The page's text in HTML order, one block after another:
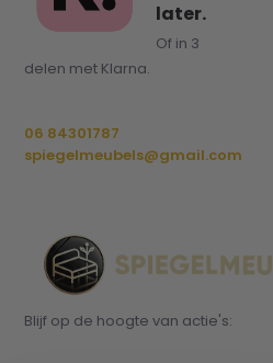
later.
Of in 3
delen met Klarna.
06 84301787
spiegelmeubels@gmail.com
Blijf op de hoogte van actie's: